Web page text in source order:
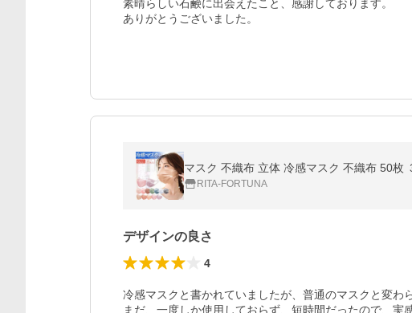
素晴らしい石鹸に出会えたこと、感謝しております。
ありがとうございました。
RITA-FORTUNA
デザインの良さ
4
冷感マスクと書かれていましたが、普通のマスクと変わ
まだ、一度しか使用しておらず、短時間だったので、実